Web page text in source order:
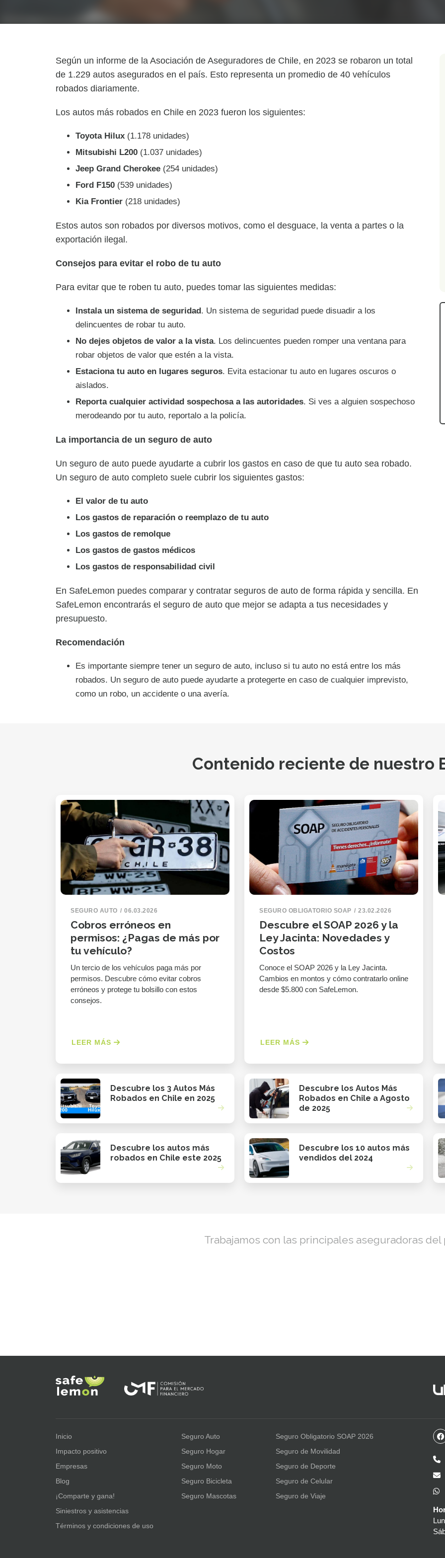
Según un informe de la Asociación de Aseguradores de Chile, en 2023 se robaron un total
de 1.229 autos asegurados en el país. Esto representa un promedio de 40 vehículos
robados diariamente.
Los autos más robados en Chile en 2023 fueron los siguientes:
Toyota Hilux (1.178 unidades)
Mitsubishi L200 (1.037 unidades)
Jeep Grand Cherokee (254 unidades)
Ford F150 (539 unidades)
Kia Frontier (218 unidades)
Estos autos son robados por diversos motivos, como el desguace, la venta a partes o la
exportación ilegal.
Consejos para evitar el robo de tu auto
Para evitar que te roben tu auto, puedes tomar las siguientes medidas:
Instala un sistema de seguridad. Un sistema de seguridad puede disuadir a los
delincuentes de robar tu auto.
No dejes objetos de valor a la vista. Los delincuentes pueden romper una ventana para
robar objetos de valor que estén a la vista.
Estaciona tu auto en lugares seguros. Evita estacionar tu auto en lugares oscuros o
aislados.
Reporta cualquier actividad sospechosa a las autoridades. Si ves a alguien sospechoso
merodeando por tu auto, reportalo a la policía.
La importancia de un seguro de auto
Un seguro de auto puede ayudarte a cubrir los gastos en caso de que tu auto sea robado.
Un seguro de auto completo suele cubrir los siguientes gastos:
El valor de tu auto
Los gastos de reparación o reemplazo de tu auto
Los gastos de remolque
Los gastos de gastos médicos
Los gastos de responsabilidad civil
En SafeLemon puedes comparar y contratar seguros de auto de forma rápida y sencilla. En
SafeLemon encontrarás el seguro de auto que mejor se adapta a tus necesidades y
presupuesto.
Recomendación
Es importante siempre tener un seguro de auto, incluso si tu auto no está entre los más
robados. Un seguro de auto puede ayudarte a protegerte en caso de cualquier imprevisto,
como un robo, un accidente o una avería.
Contenido reciente de nuestro
SEGURO AUTO 06.03.2026
Cobros erróneos en
permisos: ¿Pagas de más por
tu vehículo?
Un tercio de los vehículos paga más por
permisos. Descubre cómo evitar cobros
erróneos y protege tu bolsillo con estos
consejos.
LEER MÁS
SEGURO OBLIGATORIO SOAP 23.02.2026
Descubre el SOAP 2026 y la
Ley Jacinta: Novedades y
Costos
Conoce el SOAP 2026 y la Ley Jacinta.
Cambios en montos y cómo contratarlo online
desde $5.800 con SafeLemon.
LEER MÁS
Descubre los 3 Autos Más
Robados en Chile en 2025
Descubre los Autos Más
Robados en Chile a Agosto
de 2025
Descubre los autos más
robados en Chile este 2025
Descubre los 10 autos más
vendidos del 2024
Trabajamos con las principales aseguradoras del
Inicio
Impacto positivo
Empresas
Blog
¡Comparte y gana!
Siniestros y asistencias
Términos y condiciones de uso
Seguro Auto
Seguro Hogar
Seguro Moto
Seguro Bicicleta
Seguro Mascotas
Seguro Obligatorio SOAP 2026
Seguro de Movilidad
Seguro de Deporte
Seguro de Celular
Seguro de Viaje